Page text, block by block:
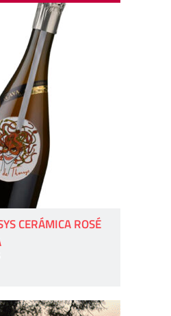
CERÁMICA ROSÉ